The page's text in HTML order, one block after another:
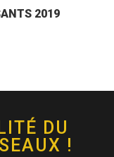
2019
DU
!